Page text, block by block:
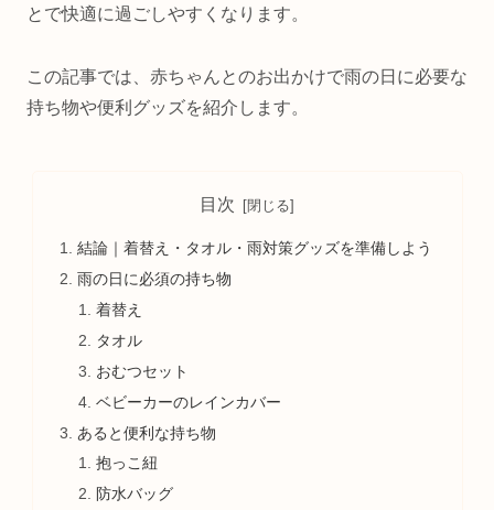
とで快適に過ごしやすくなります。
この記事では、赤ちゃんとのお出かけで雨の日に必要な
持ち物や便利グッズを紹介します。
目次
結論｜着替え・タオル・雨対策グッズを準備しよう
雨の日に必須の持ち物
着替え
タオル
おむつセット
ベビーカーのレインカバー
あると便利な持ち物
抱っこ紐
防水バッグ